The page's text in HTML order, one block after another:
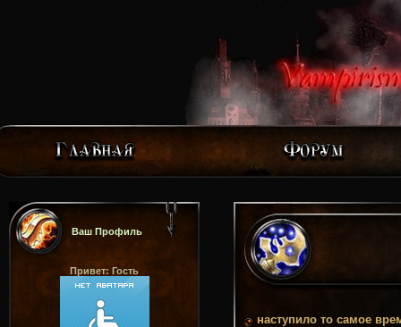
Ваш Профиль
Привет: Гость
наступило то самое